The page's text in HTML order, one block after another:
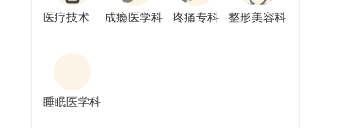
医疗技术科室 成瘾医学科 疼痛专科 整形美容科
睡眠医学科